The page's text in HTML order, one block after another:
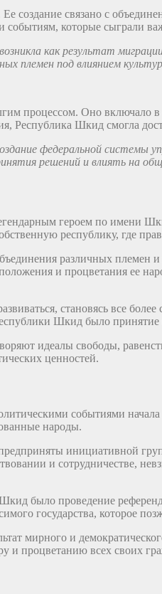
создание связано с
событиям, которые сыграли
как результат
племен под влиянием
процессом. Оно включало
Республика Шкид смогла
федеральной системы
решений и влиять на
героем по имени
республику, где
различных
и процветания ее
становясь все
Шкид было
идеалы свободы,
ценностей.
событиями
народы.
инициативной
и сотрудничестве,
было проведение
государства, которое
мирного и
и процветанию всех своих